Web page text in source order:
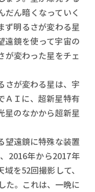
だん暗くなっていく
ず明るさが変わる星
鏡を使って宇宙の
が変わった星をチェ
さが変わる星は、宇
ＡＩに、超新星特有
星のなかから超新星
望遠鏡に特殊な装置
2016年から2017年
を52回撮影して、
た。これは、一晩に